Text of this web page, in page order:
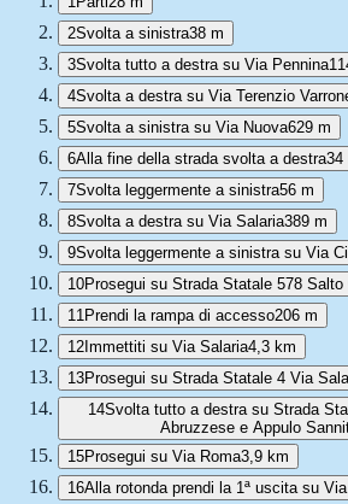
2Svolta a sinistra38 m
3Svolta tutto a destra su Via Pennina
4Svolta a destra su Via Terenzio
5Svolta a sinistra su Via Nuova629 m
6Alla fine della strada svolta a destra34
7Svolta leggermente a sinistra56 m
8Svolta a destra su Via Salaria389 m
9Svolta leggermente a sinistra su Via
10Prosegui su Strada Statale 578 Salto
11 Prendi la rampa di accesso206 m
12Immettiti su Via Salaria4,3 km
13Prosegui su Strada Statale 4 Via
14Svolta tutto a destra su Strada
Abruzzese e Appulo
15Prosegui su Via Roma3,9 km
16Alla rotonda prendi la 1ª uscita su